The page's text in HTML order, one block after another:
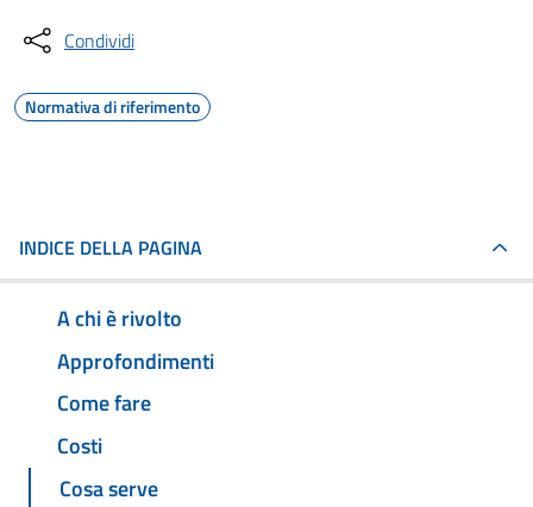
Condividi
Normativa di riferimento
INDICE DELLA PAGINA
A chi è rivolto
Approfondimenti
Come fare
Costi
Cosa serve